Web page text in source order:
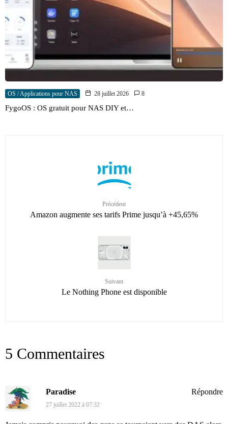
OS / Applications pour NAS 28 juillet 2026 8
FygoOS : OS gratuit pour NAS DIY et…
Précédent
Amazon augmente ses tarifs Prime jusqu’à +45,65%
Suivant
Le Nothing Phone est disponible
5 Commentaires
Paradise
27 juillet 2022 à 07:32
Répondre